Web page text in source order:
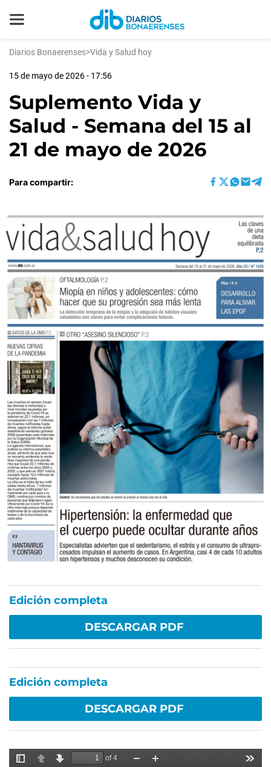
Diarios Bonaerenses>Vida y Salud hoy
15 de mayo de 2026 - 17:56
Suplemento Vida y
Salud - Semana del 15 al
21 de mayo de 2026
Para compartir:
Edición completa
DESCARGAR PDF
Edición completa
DESCARGAR PDF